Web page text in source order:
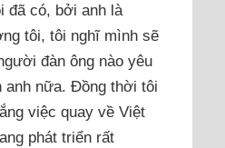
đã có, bởi anh là
tôi, tôi nghĩ mình sẽ
đàn ông nào yêu
nữa. Đồng thời tôi
việc quay về Việt
phát triển rất